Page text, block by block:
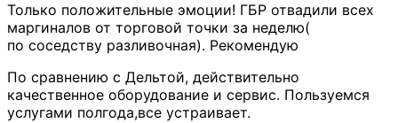
Только положительные эмоции! ГБР отвадили всех
маргиналов от торговой точки за неделю(
по соседству разливочная). Рекомендую
По сравнению с Дельтой, действительно
качественное оборудование и сервис. Пользуемся
услугами полгода,все устраивает.